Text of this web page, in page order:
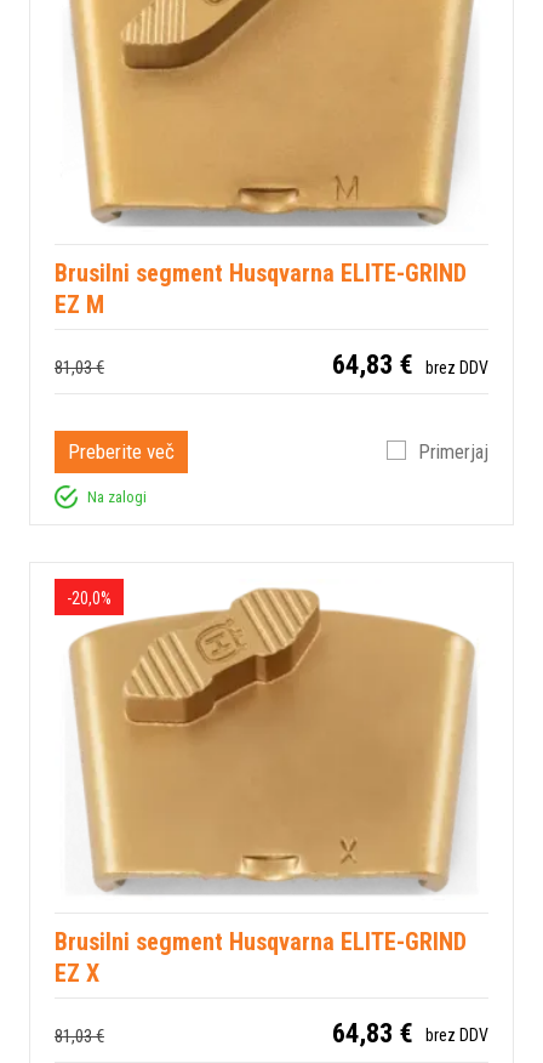
Brusilni segment Husqvarna ELITE-GRIND
EZ M
81,03 € 64,83 € brez DDV
Preberite več Primerjaj
Na zalogi
-20,0%
Brusilni segment Husqvarna ELITE-GRIND
EZ X
81,03 € 64,83 € brez DDV